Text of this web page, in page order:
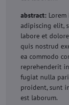
abstract:
adipiscing elit,
labore et
quis nostrud
ea commodo
reprehenderit
fugiat nulla
proident, sunt
est laborum.